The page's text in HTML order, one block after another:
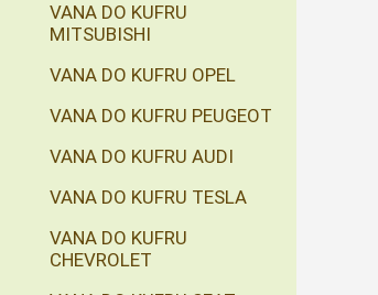
VANA DO KUFRU
MITSUBISHI
VANA DO KUFRU OPEL
VANA DO KUFRU PEUGEOT
VANA DO KUFRU AUDI
VANA DO KUFRU TESLA
VANA DO KUFRU
CHEVROLET